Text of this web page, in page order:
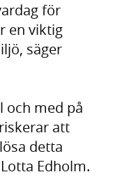
för
en viktig
säger
och med på
att
detta
Edholm.